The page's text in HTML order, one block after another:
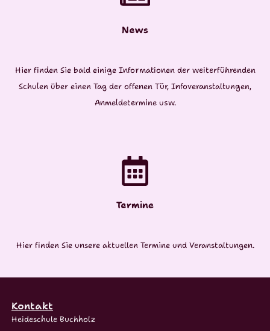
News
Hier finden Sie bald einige Informationen der weiterführenden
Schulen über einen Tag der offenen Tür, Infoveranstaltungen,
Anmeldetermine usw.
Termine
Hier finden Sie unsere aktuellen Termine und Veranstaltungen.
Kontakt
Heideschule Buchholz